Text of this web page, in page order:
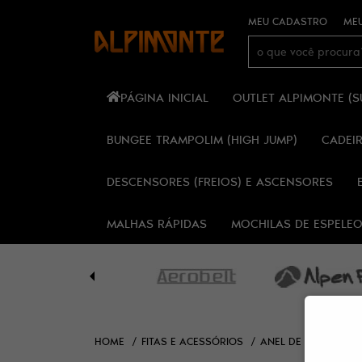
MEU CADASTRO
PÁGINA INICIAL OUTLET ALPIMONTE
BUNGEE TRAMPOLIM (HIGH JUMP)
DESCENSORES (FREIOS) E ASCENSORES
MALHAS RÁPIDAS MOCHILAS DE
HOME FITAS E ACESSÓRIOS ANEL DE FITA